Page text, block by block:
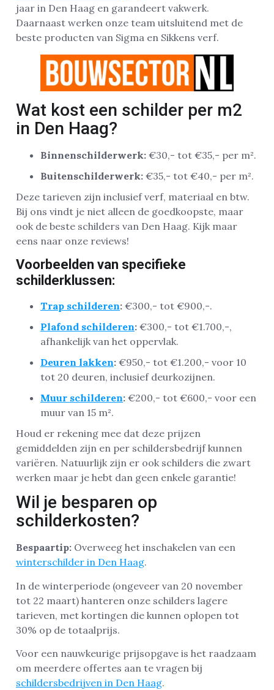
jaar in Den Haag en garandeert vakwerk.
Daarnaast werken onze team uitsluitend met de
beste producten van Sigma en Sikkens verf.
Wat kost een schilder per m2
in Den Haag?
Binnenschilderwerk: €30,- tot €35,- per m².
Buitenschilderwerk: €35,- tot €40,- per m².
Deze tarieven zijn inclusief verf, materiaal en btw.
Bij ons vindt je niet alleen de goedkoopste, maar
ook de beste schilders van Den Haag. Kijk maar
eens naar onze reviews!
Voorbeelden van specifieke
schilderklussen:
Trap schilderen: €300,- tot €900,-.
Plafond schilderen: €300,- tot €1.700,-,
afhankelijk van het oppervlak.
Deuren lakken: €950,- tot €1.200,- voor 10
tot 20 deuren, inclusief deurkozijnen.
Muur schilderen: €200,- tot €600,- voor een
muur van 15 m².
Houd er rekening mee dat deze prijzen
gemiddelden zijn en per schildersbedrijf kunnen
variëren. Natuurlijk zijn er ook schilders die zwart
werken maar je hebt dan geen enkele garantie!
Wil je besparen op
schilderkosten?
Bespaartip: Overweeg het inschakelen van een
winterschilder in Den Haag.
In de winterperiode (ongeveer van 20 november
tot 22 maart) hanteren onze schilders lagere
tarieven, met kortingen die kunnen oplopen tot
30% op de totaalprijs.
Voor een nauwkeurige prijsopgave is het raadzaam
om meerdere offertes aan te vragen bij
schildersbedrijven in Den Haag.